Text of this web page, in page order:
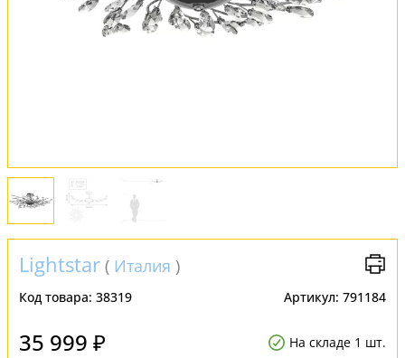
Lightstar ( Италия )
Код товара: 38319 Артикул: 791184
35 999 ₽ На складе 1 шт.